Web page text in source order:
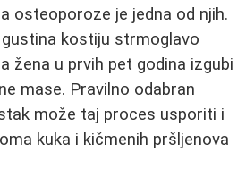
osteoporoze je jedna od njih.
kostiju strmoglavo
žena u prvih pet godina izgubi
mase. Pravilno odabran
može taj proces usporiti i
kuka i kičmenih pršljenova